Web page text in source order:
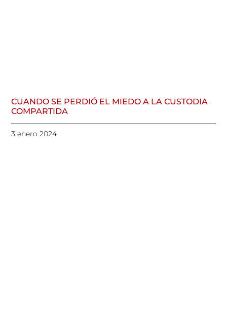
CUANDO SE PERDIÓ EL MIEDO A LA CUSTODIA
COMPARTIDA
3 enero 2024